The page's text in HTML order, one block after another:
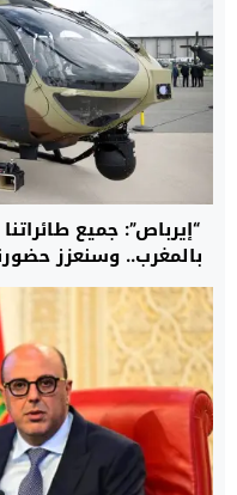
“إيرباص”: جميع
بالمغرب.. وسنعزز